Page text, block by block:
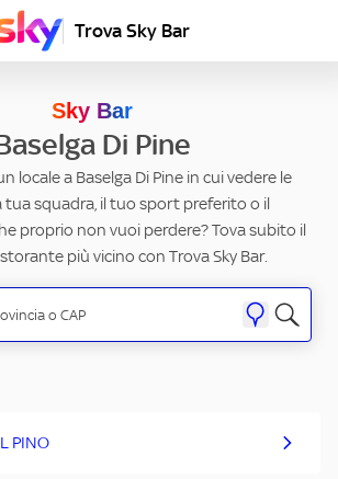
Trova Sky Bar
Sky Bar
Di Pine
locale a Baselga Di Pine in cui vedere le
tua squadra, il tuo sport preferito o il
proprio non vuoi perdere? Tova subito il
più vicino con Trova Sky Bar.
PINO